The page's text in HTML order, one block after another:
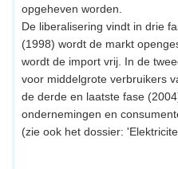
opgeheven worden.
De liberalisering vindt in drie
(1998) wordt de markt
wordt de import vrij. In de
voor middelgrote verbruikers
de derde en laatste fase
ondernemingen en
(zie ook het dossier: